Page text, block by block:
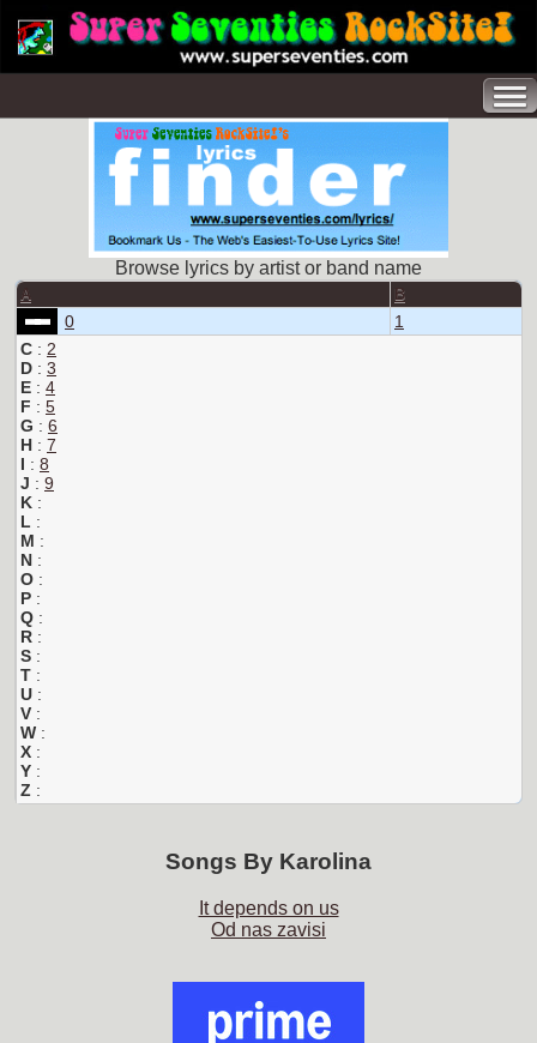
Browse lyrics by artist or band name
A B
0
1
C : 2
D : 3
E : 4
F : 5
G : 6
H : 7
I : 8
J : 9
K :
L :
M :
N :
O :
P :
Q :
R :
S :
T :
U :
V :
W :
X :
Y :
Z :
Songs By Karolina
It depends on us
Od nas zavisi